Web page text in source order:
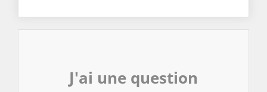
J'ai une question